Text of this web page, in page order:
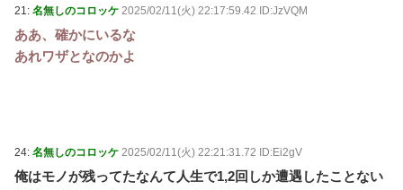
21: 名無しのコロッケ 2025/02/11(火) 22:17:59.42 ID:JzVQM
ああ、確かにいるな
あれワザとなのかよ
24: 名無しのコロッケ 2025/02/11(火) 22:21:31.72 ID:Ei2gV
俺はモノが残ってたなんて人生で1,2回しか遭遇したことない